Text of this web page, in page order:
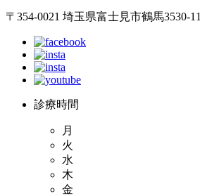
〒354-0021 埼玉県富士見市鶴馬3530-11
診療時間
月
火
水
木
金